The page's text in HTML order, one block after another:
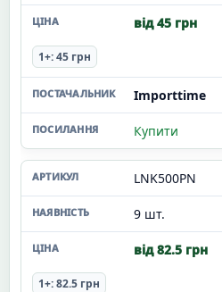
від 45 грн
1+: 45 грн
Importtime
Купити
LNK500PN
9 шт.
від 82.5 грн
1+: 82.5 грн